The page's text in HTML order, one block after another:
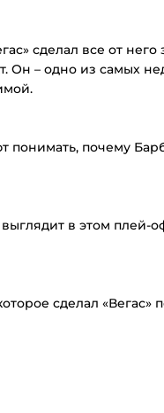
сделал все от
Он – одно из самых
понимать, почему
в этом плей-
сделал «Вегас»